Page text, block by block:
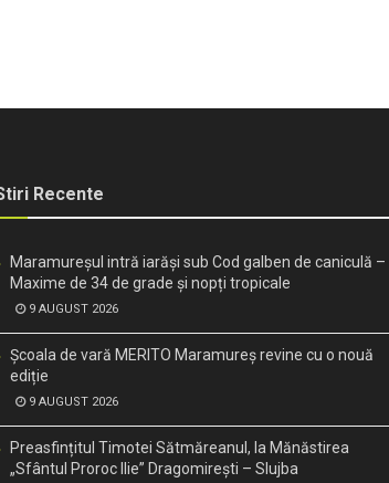
Recente
Maramureșul intră iarăși sub Cod galben de caniculă –
Maxime de 34 de grade și nopți tropicale
9 AUGUST 2026
Școala de vară MERITO Maramureș revine cu o nouă
ediție
9 AUGUST 2026
Preasfințitul Timotei Sătmăreanul, la Mănăstirea
„Sfântul Proroc Ilie” Dragomirești – Slujba